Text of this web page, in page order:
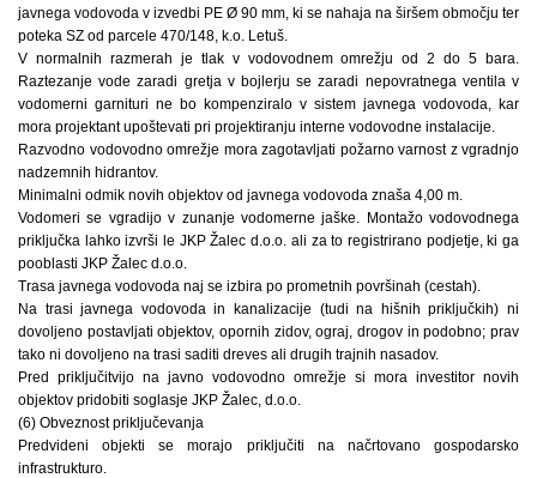
javnega vodovoda v izvedbi PE Ø 90 mm, ki se nahaja na širšem območju ter
poteka SZ od parcele 470/148, k.o. Letuš.
V normalnih razmerah je tlak v vodovodnem omrežju od 2 do 5 bara.
Raztezanje vode zaradi gretja v bojlerju se zaradi nepovratnega ventila v
vodomerni garnituri ne bo kompenziralo v sistem javnega vodovoda, kar
mora projektant upoštevati pri projektiranju interne vodovodne instalacije.
Razvodno vodovodno omrežje mora zagotavljati požarno varnost z vgradnjo
nadzemnih hidrantov.
Minimalni odmik novih objektov od javnega vodovoda znaša 4,00 m.
Vodomeri se vgradijo v zunanje vodomerne jaške. Montažo vodovodnega
priključka lahko izvrši le JKP Žalec d.o.o. ali za to registrirano podjetje, ki ga
pooblasti JKP Žalec d.o.o.
Trasa javnega vodovoda naj se izbira po prometnih površinah (cestah).
Na trasi javnega vodovoda in kanalizacije (tudi na hišnih priključkih) ni
dovoljeno postavljati objektov, opornih zidov, ograj, drogov in podobno; prav
tako ni dovoljeno na trasi saditi dreves ali drugih trajnih nasadov.
Pred priključitvijo na javno vodovodno omrežje si mora investitor novih
objektov pridobiti soglasje JKP Žalec, d.o.o.
(6) Obveznost priključevanja
Predvideni objekti se morajo priključiti na načrtovano gospodarsko
infrastrukturo.